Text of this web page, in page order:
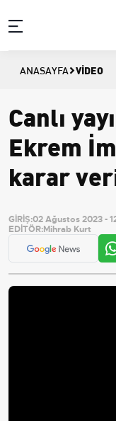
ANASAYFA VIDEO
Canlı
Ekrem
karar
GİRİŞ:02 Ağustos 2023 -
EDİTÖR:Mihrab Kurt